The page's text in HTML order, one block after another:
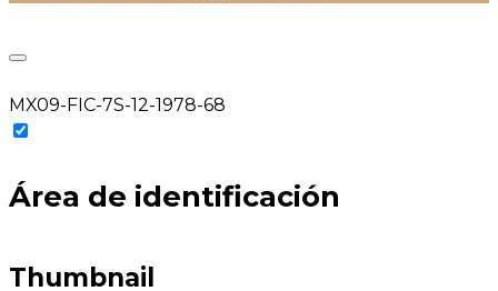
MX09-FIC-7S-12-1978-68
Área de identificación
Thumbnail